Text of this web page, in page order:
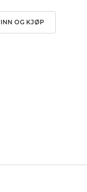
INN OG KJØP